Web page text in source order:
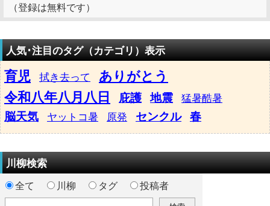
（登録は無料です）
人気･注目のタグ（カテゴリ）表示
育児 拭き去って
ありがとう
令和八年八月八日
庇護 地震 猛暑酷暑
脳天気 ヤットコ暑 原発 センクル 春
川柳検索
全て 川柳 タグ 投稿者